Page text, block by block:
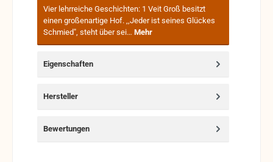
Vier lehrreiche Geschichten: 1 Veit Groß besitzt
einen großenartige Hof. ,,Jeder ist seines Glückes
Schmied", steht über sei… Mehr
Eigenschaften
Hersteller
Bewertungen